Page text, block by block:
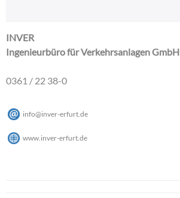
INVER
Ingenieurbüro für Verkehrsanlagen GmbH
0361 / 22 38-0
info@inver-erfurt de
www.inver-erfurt.de